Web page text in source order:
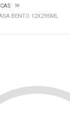
BENTO 12X295ML